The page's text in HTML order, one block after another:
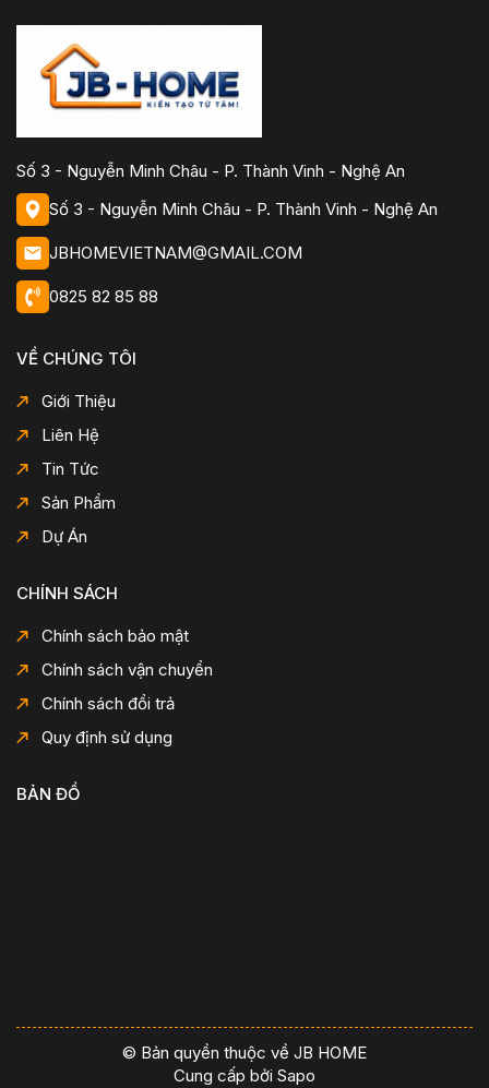
Số 3 - Nguyễn Minh Châu - P. Thành Vinh - Nghệ An
Số 3 - Nguyễn Minh Châu - P. Thành Vinh - Nghệ An
JBHOMEVIETNAM@GMAIL.COM
0825 82 85 88
VỀ CHÚNG TÔI
Giới Thiệu
Liên Hệ
Tin Tức
Sản Phẩm
Dự Án
CHÍNH SÁCH
Chính sách bảo mật
Chính sách vận chuyển
Chính sách đổi trả
Quy định sử dụng
BẢN ĐỒ
© Bản quyền thuộc về JB HOME
Cung cấp bởi Sapo